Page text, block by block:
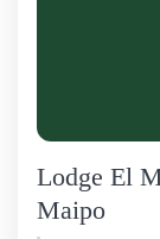
Lodge El
Maipo